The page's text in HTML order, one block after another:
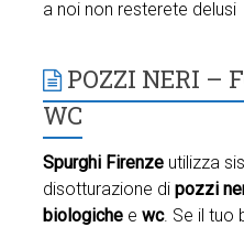
a noi non resterete delusi
POZZI NERI –
WC
Spurghi Firenze utilizza
disotturazione dipozzi
biologiche ewc. Se il tuo